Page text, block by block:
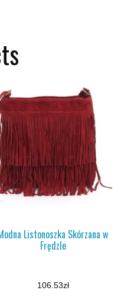
Listonoszka Skórzana w
Frędzle
106.53zł